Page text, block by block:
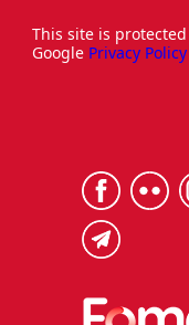
This site is protected
Google Privacy Policy